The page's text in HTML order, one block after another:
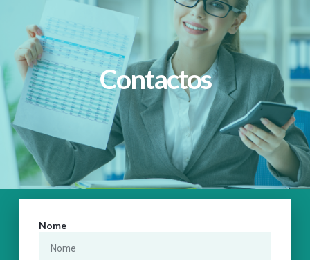
Contactos
Nome